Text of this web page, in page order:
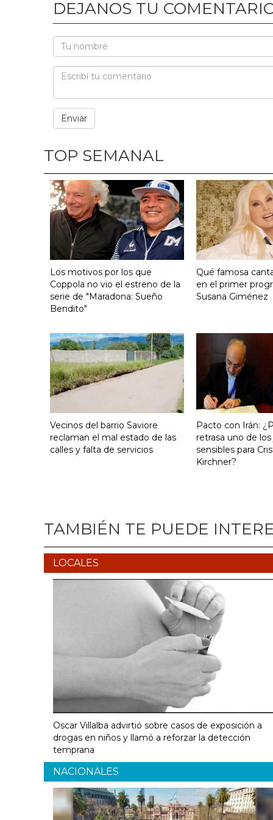
DEJANOS TU
TOP SEMANAL
Los motivos por los que
Coppola no vio el estreno de la
serie de "Maradona: Sueño
Bendito"
Qué famosa
en el primer
Susana Giménez
Vecinos del barrio Saviore
reclaman el mal estado de las
calles y falta de servicios
Pacto con Irán:
retrasa uno de
sensibles para
Kirchner?
TAMBIÉN TE PUEDE
LOCALES
Oscar Villalba advirtió sobre casos de exposición a
drogas en niños y llamó a reforzar la detección
temprana
NACIONALES